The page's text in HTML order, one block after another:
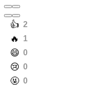
️👍 2
️🔥 1
️😄 0
️😢 0
️🤬 0